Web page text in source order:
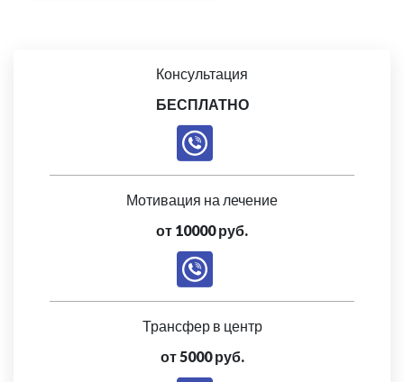
Консультация
БЕСПЛАТНО
Мотивация на лечение
от 10000 руб.
Трансфер в центр
от 5000 руб.